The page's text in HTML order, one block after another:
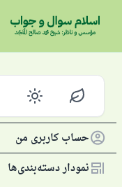
حساب کاربری من
نمودار دسته‌بندی‌ها